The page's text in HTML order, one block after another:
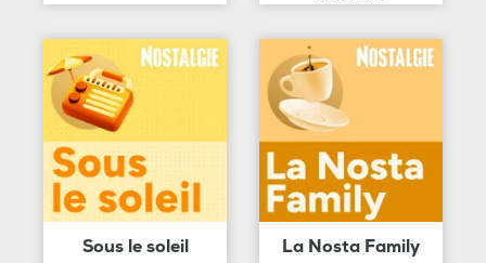
Sous le soleil La Nosta Family